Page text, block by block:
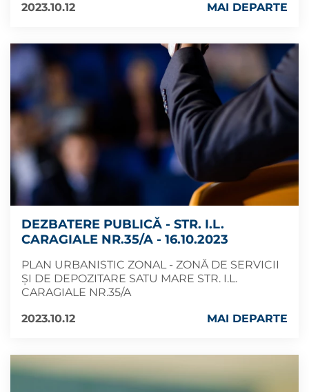
2023.10.12
MAI DEPARTE
DEZBATERE PUBLICĂ - STR. I.L.
CARAGIALE NR.35/A - 16.10.2023
PLAN URBANISTIC ZONAL - ZONĂ DE SERVICII
ȘI DE DEPOZITARE SATU MARE STR. I.L.
CARAGIALE NR.35/A
2023.10.12
MAI DEPARTE